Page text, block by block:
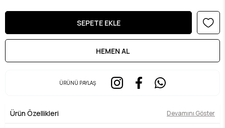
ÜRÜNÜ PAYLAŞ
Ürün Özellikleri Devamını Göster